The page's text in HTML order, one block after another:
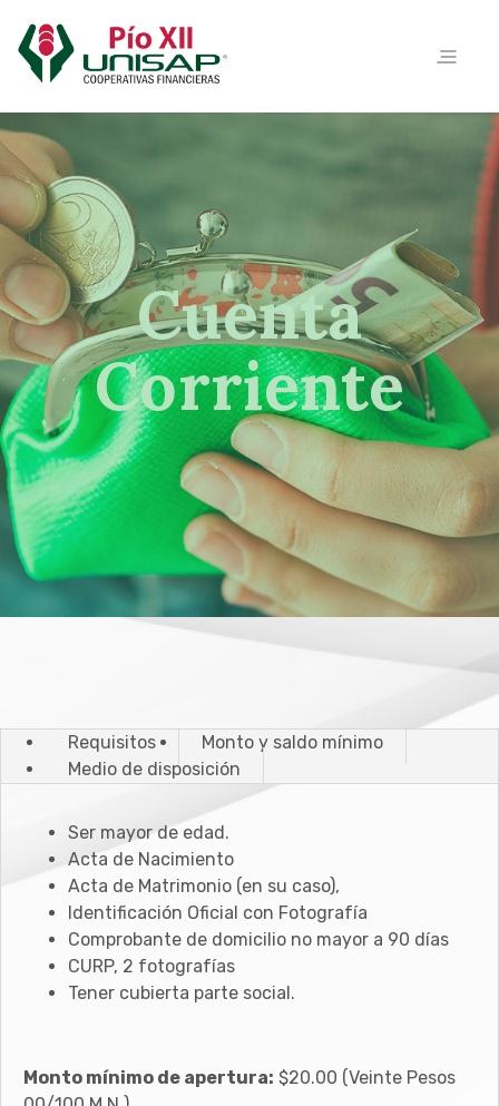
Cuenta
Corriente
Requisitos
Monto y saldo mínimo
Medio de disposición
Ser mayor de edad.
Acta de Nacimiento
Acta de Matrimonio (en su caso),
Identificación Oficial con Fotografía
Comprobante de domicilio no mayor a 90 días
CURP, 2 fotografías
Tener cubierta parte social.
Monto mínimo de apertura: $20.00 (Veinte Pesos